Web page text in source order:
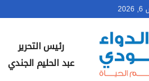
رئيس التحرير
عبد الحليم الجندي